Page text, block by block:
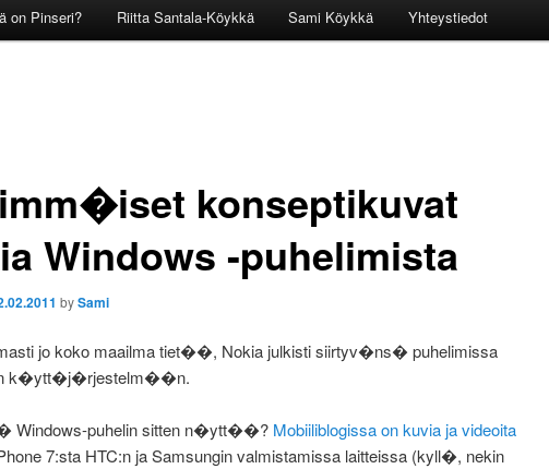
on Pinseri? Riitta Santala-Köykkä Sami Köykkä Yhteystiedot
konseptikuvat
Windows -puhelimista
bySami
jo koko maailma tiet��, Nokia julkisti siirtyv�ns� puhelimissa
k�ytt�j�rjestelm��n.
Windows-puhelin sitten n�ytt��? Mobiiliblogissa on kuvia ja videoita
7:sta HTC:n ja Samsungin valmistamissa laitteissa (kyll�, nekin